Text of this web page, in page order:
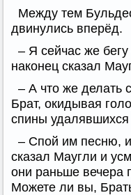
Между тем
двинулись вперёд.
– Я сейчас же
наконец сказал
– А что же делать
Брат, окидывая
спины удалявшихся
– Спой им песню,
сказал Маугли и
они раньше вечера
Можете ли вы,